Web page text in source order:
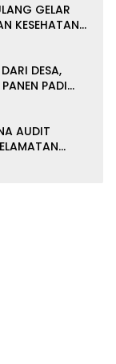
GELAR
KESEHATAN
KERUH
DESA,
PADI
AUDIT